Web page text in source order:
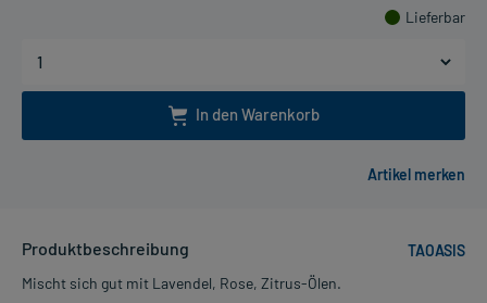
Lieferbar
In den Warenkorb
Produktbeschreibung
TAOASIS
Mischt sich gut mit Lavendel, Rose, Zitrus-Ölen.